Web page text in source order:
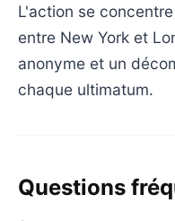
L'action se
entre New York et
anonyme et un
chaque ultimatum.
Questions